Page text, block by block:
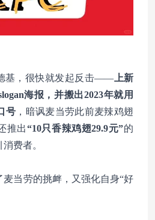
基，很快就发起反击—— 上新
海报，并搬出2023年就用
号 ， 暗讽麦当劳此前麦辣鸡翅
推出“10只香辣鸡翅29.9元”的
费者。
当劳的挑衅，又强化自身“好